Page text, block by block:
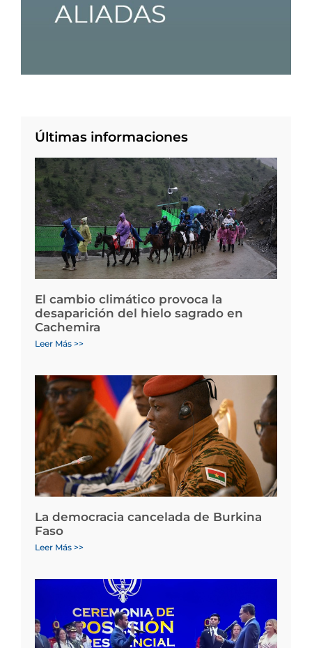
Últimas informaciones
El cambio climático provoca la
desaparición del hielo sagrado en
Cachemira
Leer Más >>
La democracia cancelada de Burkina
Faso
Leer Más >>